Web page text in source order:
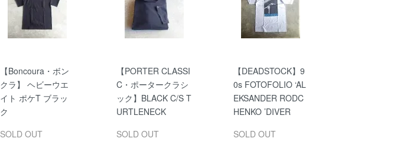
【Boncoura・ボン
クラ】 ヘビーウエ
イト ポケT ブラッ
ク
SOLD OUT
【PORTER CLASSI
C・ポータークラシ
ック】BLACK C/S T
URTLENECK
SOLD OUT
【DEADSTOCK】9
0s FOTOFOLIO ‘AL
EKSANDER RODC
HENKO ’DIVER
SOLD OUT